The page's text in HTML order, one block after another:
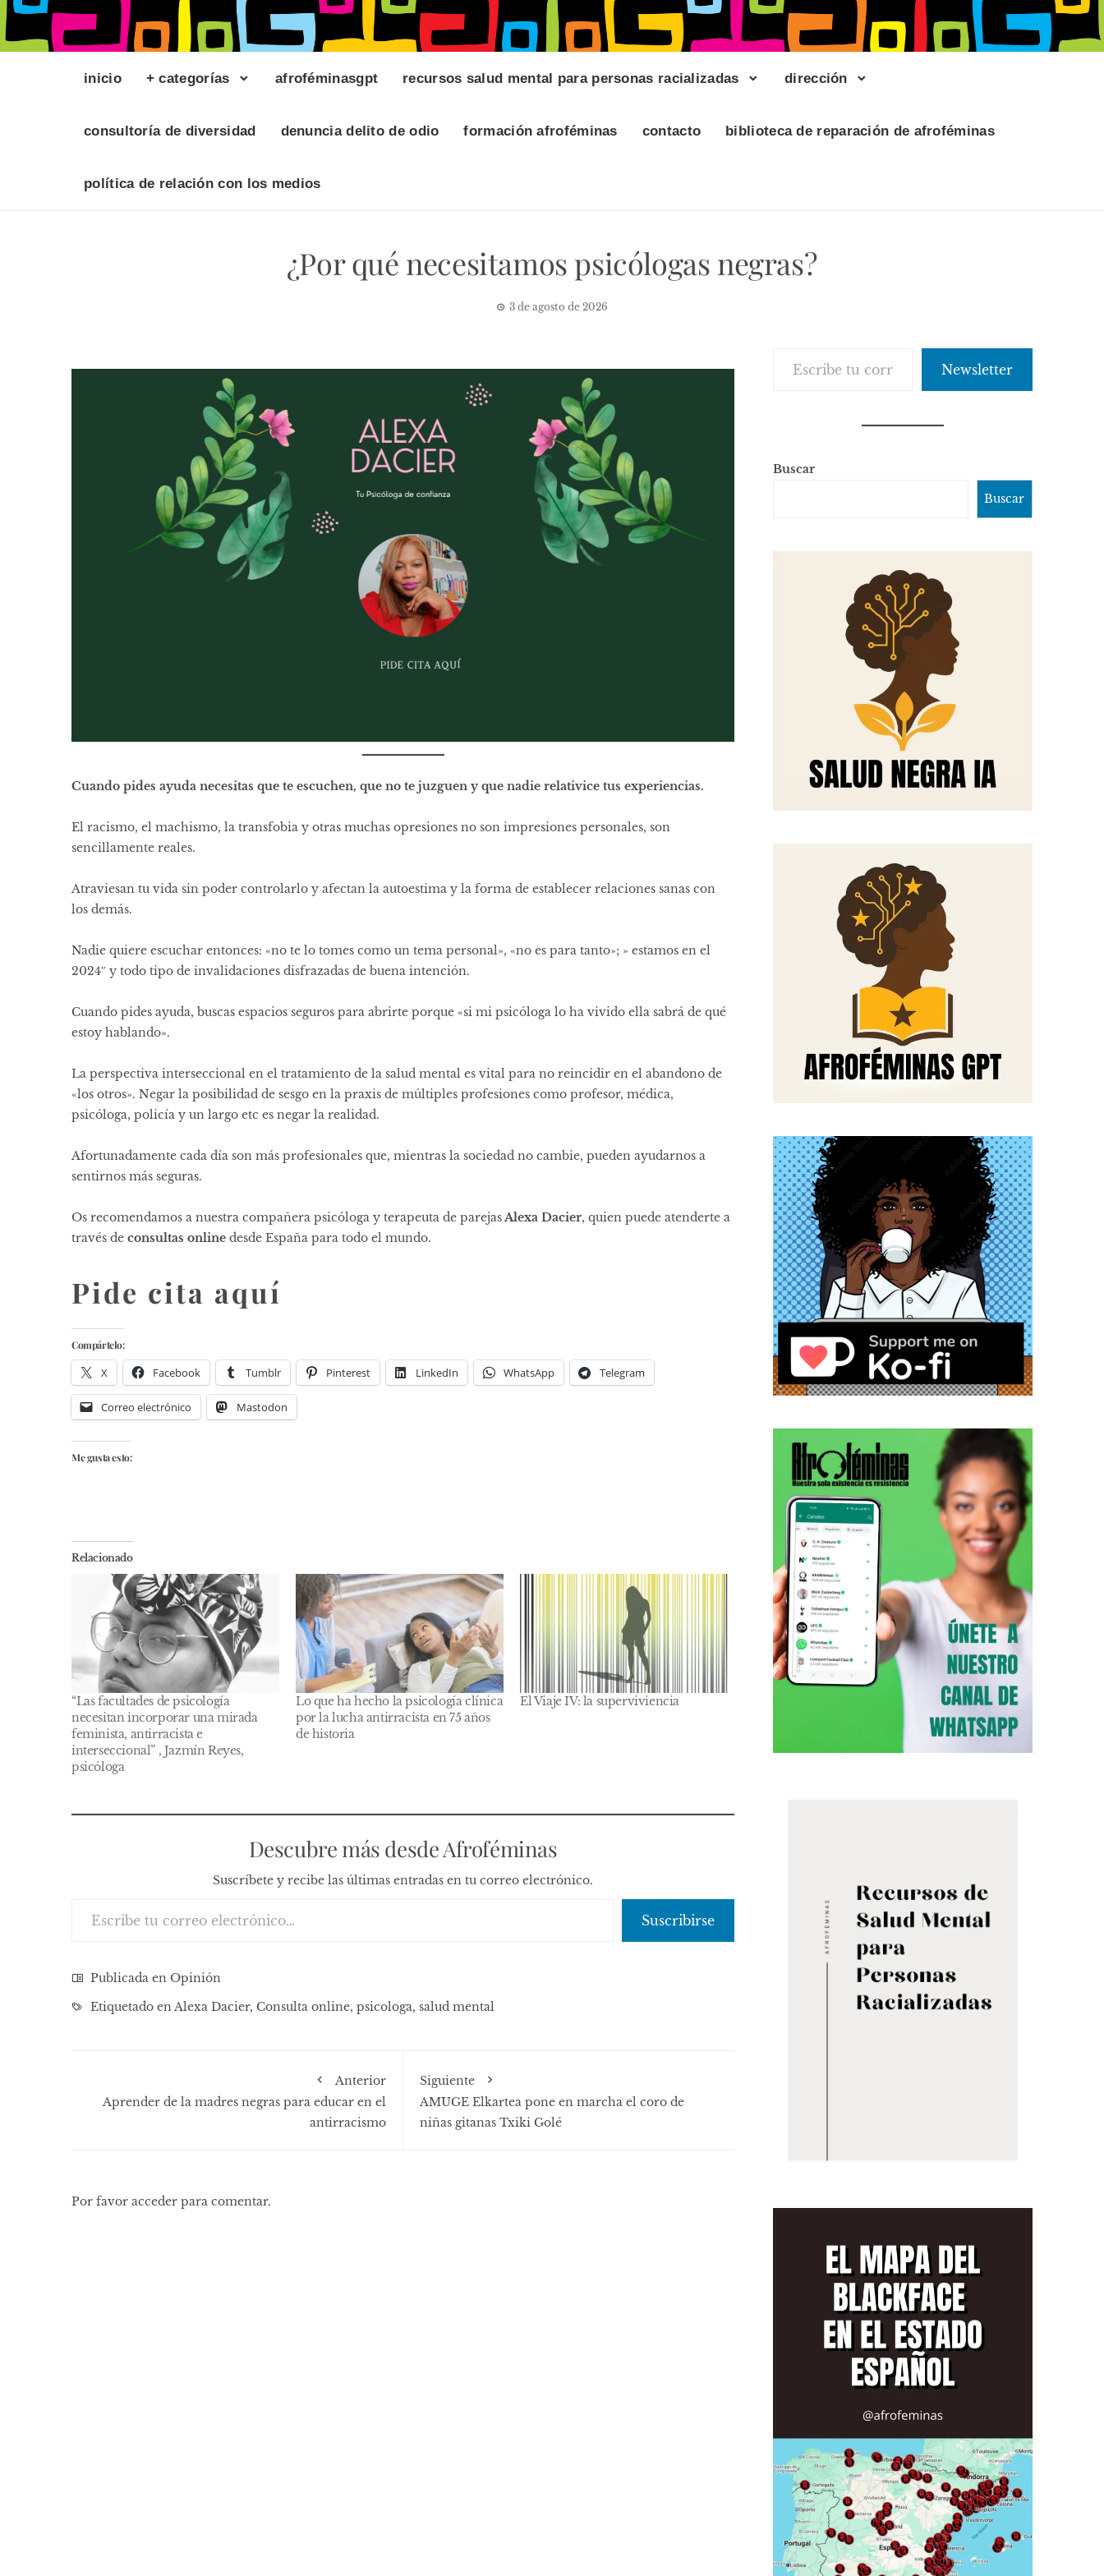
inicio + categorías afroféminasgpt recursos salud mental para personas racializadas dirección
consultoría de diversidad denuncia delito de odio formación afroféminas contacto biblioteca de reparación de afroféminas
política de relación con los medios
¿Por qué necesitamos psicólogas negras?
3 de agosto de 2026
Cuando pides ayuda necesitas que te escuchen, que no te juzguen y que nadie relativice tus experiencias.
El racismo, el machismo, la transfobia y otras muchas opresiones no son impresiones personales, son
sencillamente reales.
Atraviesan tu vida sin poder controlarlo y afectan la autoestima y la forma de establecer relaciones sanas con
los demás.
Nadie quiere escuchar entonces: «no te lo tomes como un tema personal», «no es para tanto»; » estamos en el
2024″ y todo tipo de invalidaciones disfrazadas de buena intención.
Cuando pides ayuda, buscas espacios seguros para abrirte porque «si mi psicóloga lo ha vivido ella sabrá de qué
estoy hablando».
La perspectiva interseccional en el tratamiento de la salud mental es vital para no reincidir en el abandono de
«los otros». Negar la posibilidad de sesgo en la praxis de múltiples profesiones como profesor, médica,
psicóloga, policía y un largo etc es negar la realidad.
Afortunadamente cada día son más profesionales que, mientras la sociedad no cambie, pueden ayudarnos a
sentirnos más seguras.
Os recomendamos a nuestra compañera psicóloga y terapeuta de parejasAlexa Dacier, quien puede atenderte a
través de consultas online desde España para todo el mundo.
Pide cita aquí
Compártelo:
X Facebook Tumblr Pinterest LinkedIn WhatsApp Telegram
Correo electrónico Mastodon
Me gusta esto:
Relacionado
“Las facultades de psicología
necesitan incorporar una mirada
feminista, antirracista e
interseccional” , Jazmín Reyes,
psicóloga
Lo que ha hecho la psicología clínica
por la lucha antirracista en 75 años
de historia
El Viaje IV: la superviviencia
Descubre más desde Afroféminas
Suscríbete y recibe las últimas entradas en tu correo electrónico.
Suscribirse
Publicada en Opinión
Etiquetado enAlexa Dacier, Consulta online, psicologa, salud mental
Anterior
Aprender de la madres negras para educar en el
antirracismo
Siguiente
AMUGE Elkartea pone en marcha el coro de
niñas gitanas Txiki Golé
Por favor acceder para comentar.
Newsletter
Buscar
Buscar